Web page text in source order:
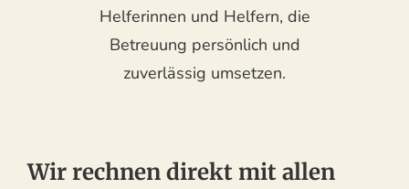
Helferinnen und Helfern, die
Betreuung persönlich und
zuverlässig umsetzen.
Wir rechnen direkt mit allen